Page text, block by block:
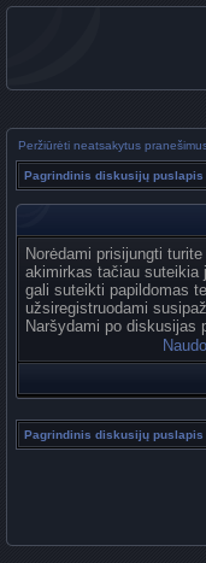
Peržiūrėti neatsakytus
Pagrindinis diskusijų puslapis
Norėdami prisijungti
akimirkas tačiau suteikia
gali suteikti papildomas
užsiregistruodami
Naršydami po diskusijas
Pagrindinis diskusijų puslapis